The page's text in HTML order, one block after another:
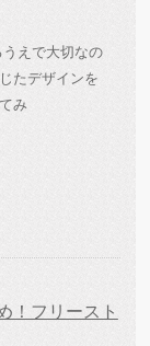
えで大切なの
たデザインを
み
！フリースト